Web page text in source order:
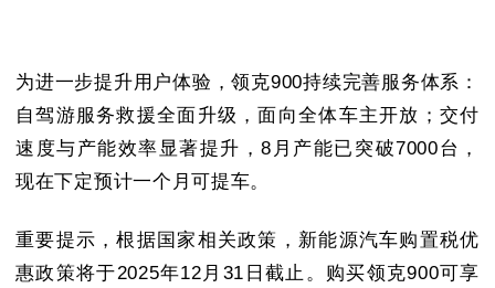
为进一步提升用户体验，领克900持续完善服务体系：
自驾游服务救援全面升级，面向全体车主开放；交付
速度与产能效率显著提升，8月产能已突破7000台，
现在下定预计一个月可提车。
重要提示，根据国家相关政策，新能源汽车购置税优
惠政策将于2025年12月31日截止。购买领克900可享